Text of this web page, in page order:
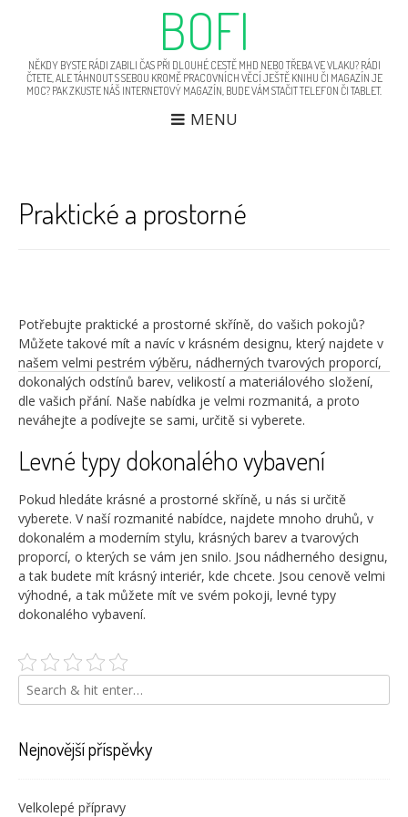
BOFI
NĚKDY BYSTE RÁDI ZABILI ČAS PŘI DLOUHÉ CESTĚ MHD NEBO TŘEBA VE VLAKU? RÁDI
ČTETE, ALE TÁHNOUT S SEBOU KROMĚ PRACOVNÍCH VĚCÍ JEŠTĚ KNIHU ČI MAGAZÍN JE
MOC? PAK ZKUSTE NÁŠ INTERNETOVÝ MAGAZÍN, BUDE VÁM STAČIT TELEFON ČI TABLET.
MENU
Praktické a prostorné
Potřebujte praktické a prostorné skříně, do vašich pokojů?
Můžete takové mít a navíc v krásném designu, který najdete v
našem velmi pestrém výběru, nádherných tvarových proporcí,
dokonalých odstínů barev, velikostí a materiálového složení,
dle vašich přání. Naše nabídka je velmi rozmanitá, a proto
neváhejte a podívejte se sami, určitě si vyberete.
Levné typy dokonalého vybavení
Pokud hledáte krásné a prostorné skříně, u nás si určitě
vyberete. V naší rozmanité nabídce, najdete mnoho druhů, v
dokonalém a moderním stylu, krásných barev a tvarových
proporcí, o kterých se vám jen snilo. Jsou nádherného designu,
a tak budete mít krásný interiér, kde chcete. Jsou cenově velmi
výhodné, a tak můžete mít ve svém pokoji, levné typy
dokonalého vybavení.
Nejnovější příspěvky
Velkolepé přípravy